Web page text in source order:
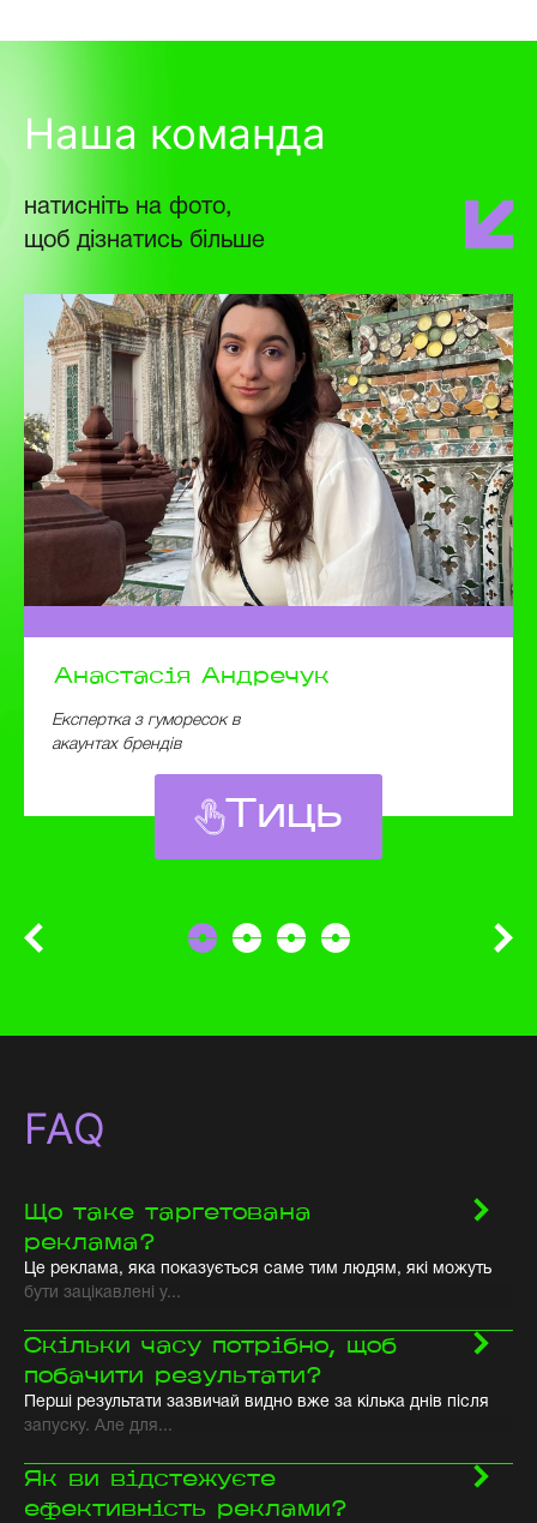
Наша команда
натисніть на фото,
щоб дізнатись більше
Анастасія Андречук
Експертка з гуморесок в
акаунтах брендів
Тиць
FAQ
Що таке таргетована
реклама?
Це реклама, яка показується саме тим людям, які можуть
бути зацікавлені у...
Скільки часу потрібно, щоб
побачити результати?
Перші результати зазвичай видно вже за кілька днів після
запуску. Але для...
Як ви відстежуєте
ефективність реклами?